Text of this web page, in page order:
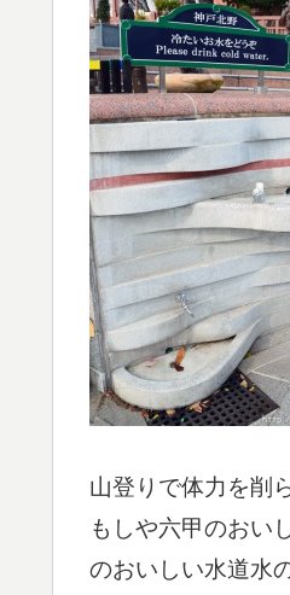
山登りで体力を削
もしや六甲のおい
のおいしい水道水